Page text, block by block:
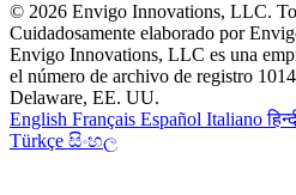
© 2026 Envigo Innovations, LLC.
Cuidadosamente elaborado por
Envigo Innovations, LLC es una
el número de archivo de registro
Delaware, EE. UU.
English Français Español Italiano
Türkçe සිංහල